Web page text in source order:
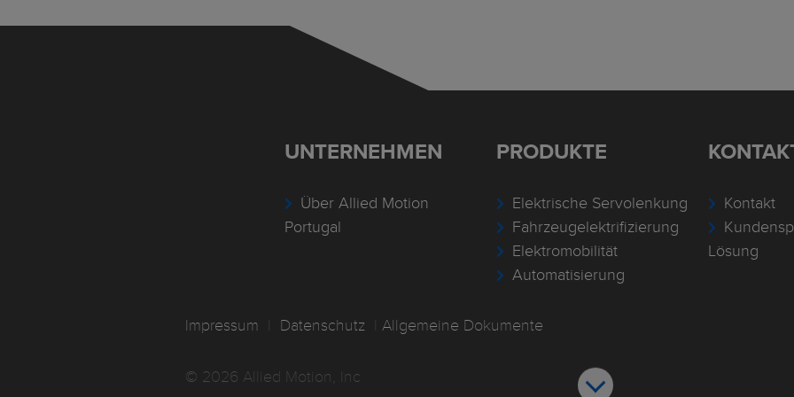
UNTERNEHMEN
Über Allied Motion
Portugal
PRODUKTE
Elektrische Servolenkung
Fahrzeugelektrifizierung
Elektromobilität
Automatisierung
Kontakt
Lösung
Impressum DatenschutzI Allgemeine Dokumente
© 2026 Allied Motion, Inc